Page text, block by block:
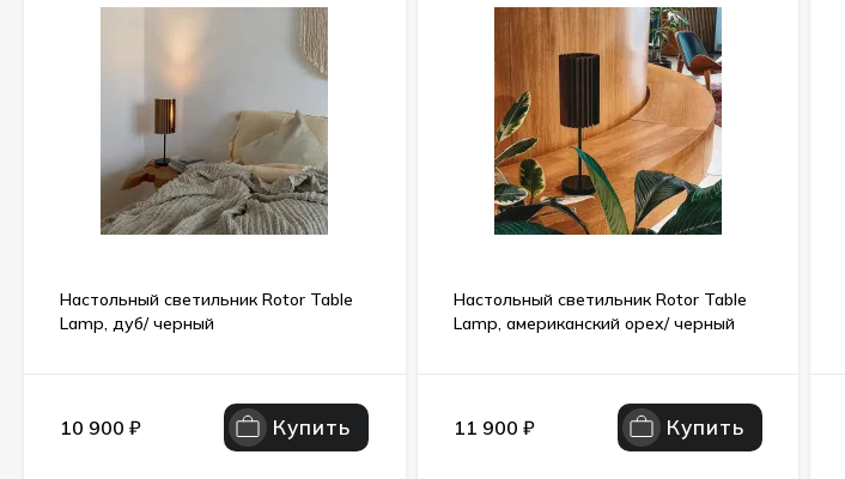
Настольный светильник Rotor Table
Lamp, дуб/ черный
10 900 ₽ Купить
Настольный светильник Rotor Table
Lamp, американский орех/ черный
11 900 ₽ Купить